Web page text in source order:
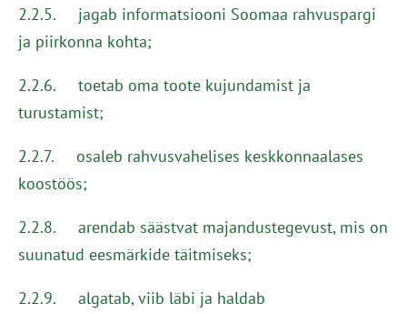
2.2.5. jagab informatsiooni Soomaa rahvuspargi
ja piirkonna kohta;
2.2.6. toetab oma toote kujundamist ja
turustamist;
2.2.7. osaleb rahvusvahelises keskkonnaalases
koostöös;
2.2.8. arendab säästvat majandustegevust, mis on
suunatud eesmärkide täitmiseks;
2.2.9. algatab, viib läbi ja haldab